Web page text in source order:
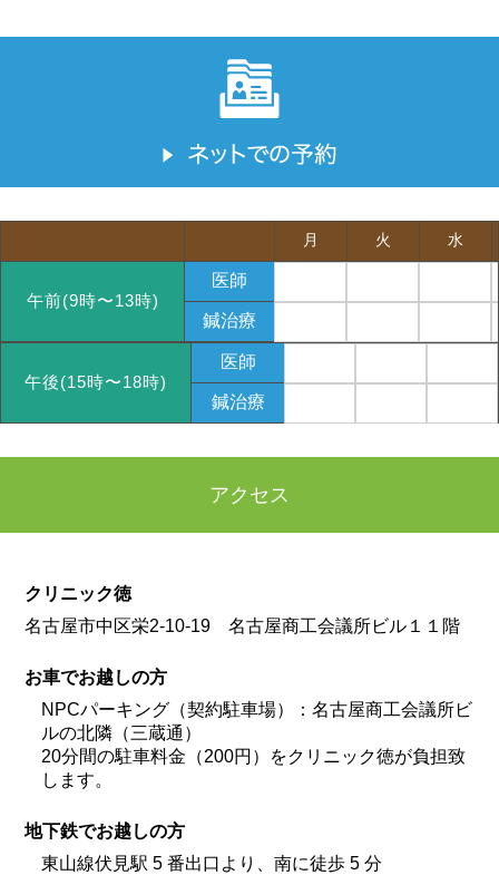
月 火 水
午前(9時〜13時)
医師
鍼治療
午後(15時〜18時)
医師
鍼治療
アクセス
クリニック徳
名古屋市中区栄2-10-19 名古屋商工会議所ビル１１階
お車でお越しの方
NPCパーキング（契約駐車場）：名古屋商工会議所ビ
ルの北隣（三蔵通）
20分間の駐車料金（200円）をクリニック徳が負担致
します。
地下鉄でお越しの方
東山線伏見駅 5 番出口より、南に徒歩 5 分